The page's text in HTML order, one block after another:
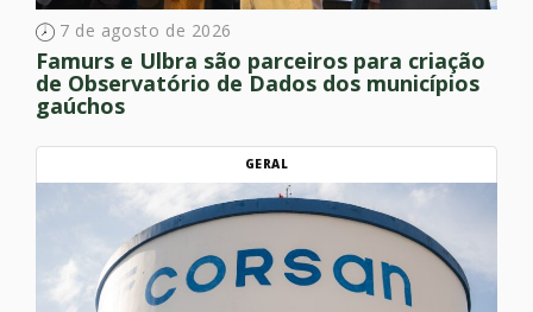
7 de agosto de 2026
Famurs e Ulbra são parceiros para criação
de Observatório de Dados dos municípios
gaúchos
GERAL